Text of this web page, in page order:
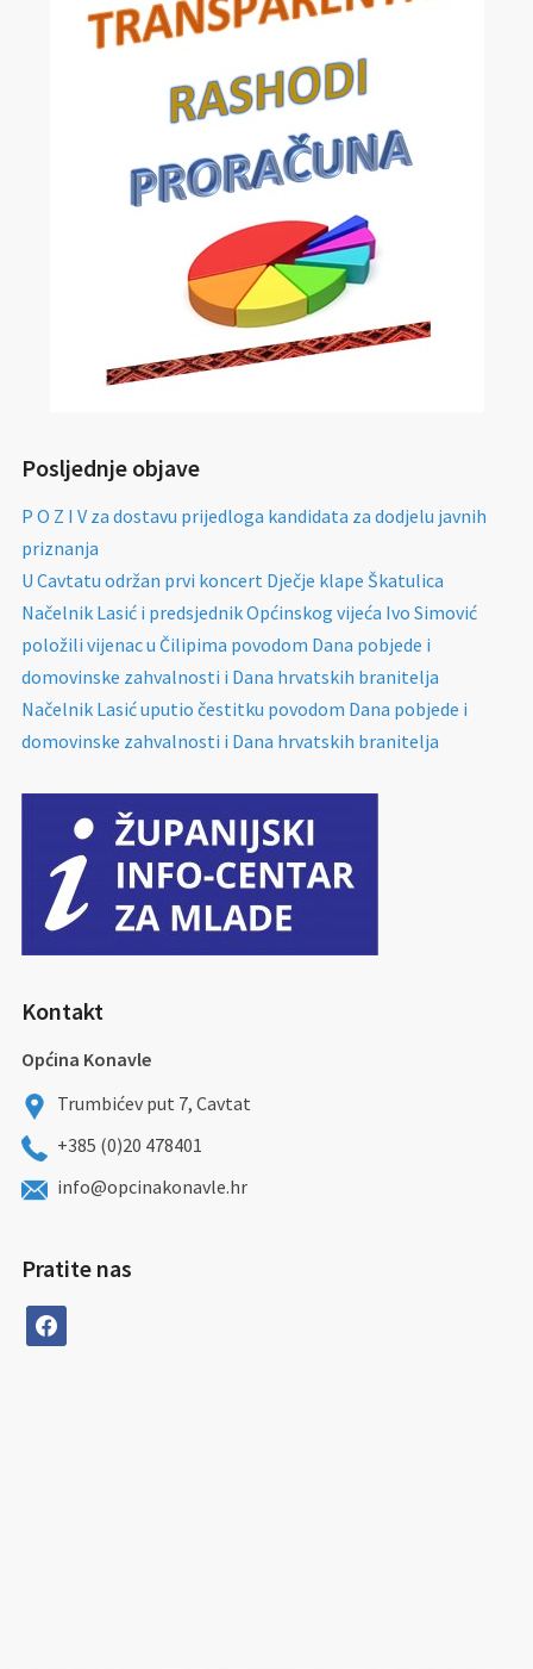
Posljednje objave
P O Z I V za dostavu prijedloga kandidata za dodjelu javnih
priznanja
U Cavtatu održan prvi koncert Dječje klape Škatulica
Načelnik Lasić i predsjednik Općinskog vijeća Ivo Simović
položili vijenac u Čilipima povodom Dana pobjede i
domovinske zahvalnosti i Dana hrvatskih branitelja
Načelnik Lasić uputio čestitku povodom Dana pobjede i
domovinske zahvalnosti i Dana hrvatskih branitelja
Kontakt
Općina Konavle
Trumbićev put 7, Cavtat
+385 (0)20 478401
info@opcinakonavle.hr
Pratite nas
facebook